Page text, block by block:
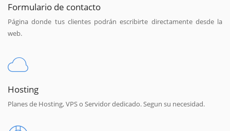
Formulario de contacto
Página donde tus clientes podrán escribirte directamente desde la
web.
Hosting
Planes de Hosting, VPS o Servidor dedicado. Segun su necesidad.